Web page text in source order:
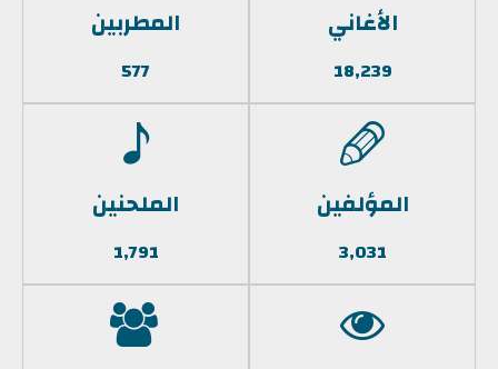
الأغاني
18,239
المطربين
577
المؤلفين
3,031
الملحنين
1,791